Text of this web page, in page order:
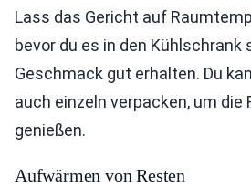
Lass das Gericht auf
bevor du es in den
Geschmack gut erhalten. Du
auch einzeln verpacken, um die
genießen.
Aufwärmen von Resten